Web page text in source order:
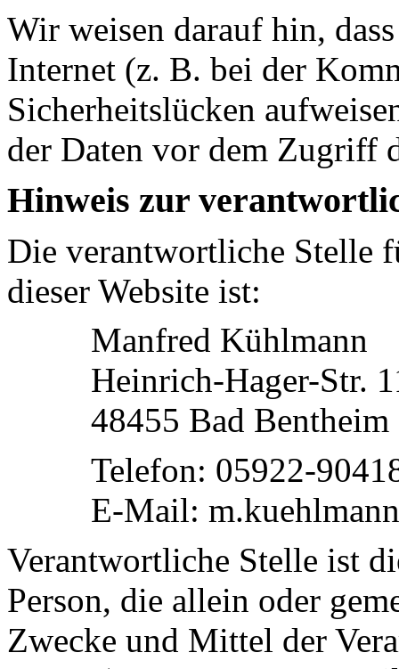
Wir weisen darauf hin,
Internet (z. B. bei der
Sicherheitslücken
der Daten vor dem Zugriff
Hinweis zur
Die verantwortliche Stelle
dieser Website ist:
Manfred Kühlmann
Heinrich-Hager-Str.
48455 Bad Bentheim
Telefon: 05922-
E-Mail:
Verantwortliche Stelle ist
Person, die allein oder
Zwecke und Mittel der